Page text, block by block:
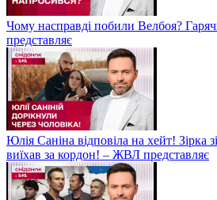
Чому насправді побили Велбоя?
представляє
Юлія Саніна відповіла на хейт! Зірка
виїхав за кордон! – ЖВЛ представляє